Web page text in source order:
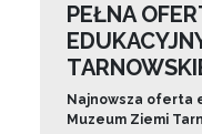
PEŁNA
Najnowsza oferta
Muzeum Ziemi